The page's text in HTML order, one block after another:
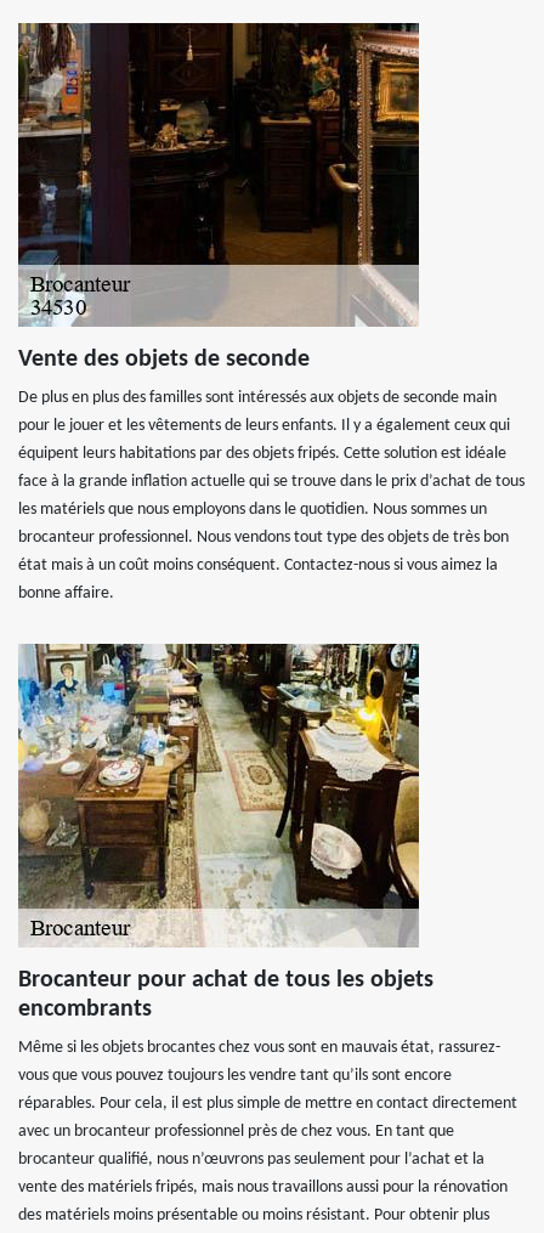
Vente des objets de seconde
De plus en plus des familles sont intéressés aux objets de seconde main
pour le jouer et les vêtements de leurs enfants. Il y a également ceux qui
équipent leurs habitations par des objets fripés. Cette solution est idéale
face à la grande inflation actuelle qui se trouve dans le prix d’achat de tous
les matériels que nous employons dans le quotidien. Nous sommes un
brocanteur professionnel. Nous vendons tout type des objets de très bon
état mais à un coût moins conséquent. Contactez-nous si vous aimez la
bonne affaire.
Brocanteur pour achat de tous les objets
encombrants
Même si les objets brocantes chez vous sont en mauvais état, rassurez-
vous que vous pouvez toujours les vendre tant qu’ils sont encore
réparables. Pour cela, il est plus simple de mettre en contact directement
avec un brocanteur professionnel près de chez vous. En tant que
brocanteur qualifié, nous n’œuvrons pas seulement pour l’achat et la
vente des matériels fripés, mais nous travaillons aussi pour la rénovation
des matériels moins présentable ou moins résistant. Pour obtenir plus